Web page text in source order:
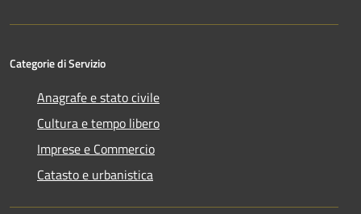
Categorie di Servizio
Anagrafe e stato civile
Cultura e tempo libero
Imprese e Commercio
Catasto e urbanistica